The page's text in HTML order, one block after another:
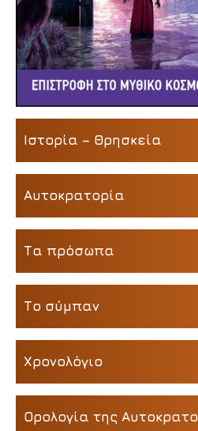
Ιστορία – Θρησκεία
Αυτοκρατορία
Τα πρόσωπα
Το σύμπαν
Χρονολόγιο
Ορολογία της
All Content remains copyright of its